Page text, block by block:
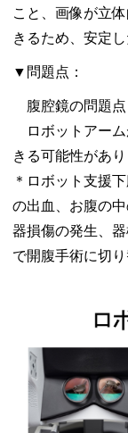
こと、画像が立
きるため、安定
▼問題点：
腹腔鏡の問題点
ロボットアー
きる可能性があり
＊ロボット支援
の出血、お腹の
器損傷の発生、
で開腹手術に切